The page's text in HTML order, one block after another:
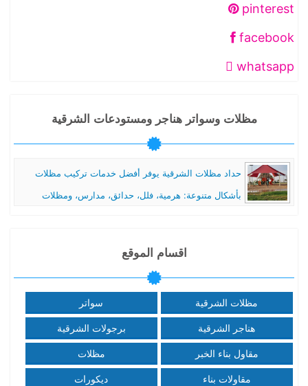
pinterest
facebook
whatsapp
مظلات وسواتر هناجر ومستودعات الشرقية
حداد مظلات الشرقية يوفر أفضل خدمات تركيب مظلات
بأشكال متنوعة: هرمية، فلل، حدائق، مدارس، ومظلات
#مظلات_المدارس #مظلات_الفلل #مظلات_الحدائق #مظلات_شينكو ..
اقسام الموقع
مظلات الشرقية سواتر
هناجر الشرقية برجولات الشرقية
مقاول بناء الخبر مظلات
مقاولات بناء ديكورات